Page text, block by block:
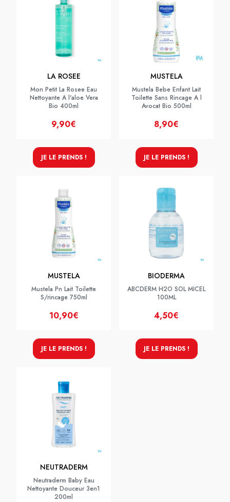
LA ROSEE
Mon Petit La Rosee Eau
Nettoyante A l'aloe Vera
Bio 400ml
9,90€
JE LE PRENDS !
MUSTELA
Mustela Bebe Enfant Lait
Toilette Sans Rincage A l
Avocat Bio 500ml
8,90€
JE LE PRENDS !
MUSTELA
Mustela Pn Lait Toilette
S/rincage 750ml
10,90€
JE LE PRENDS !
BIODERMA
ABCDERM H2O SOL MICEL
100ML
4,50€
JE LE PRENDS !
NEUTRADERM
Neutraderm Baby Eau
Nettoyante Douceur 3en1
200ml